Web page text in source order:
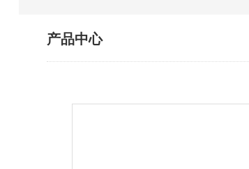
产品中心